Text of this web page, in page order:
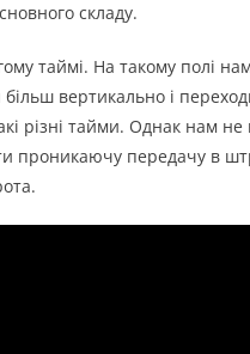
складу.
таймі. На такому полі
вертикально і
різні тайми. Однак нам не
проникаючу передачу в